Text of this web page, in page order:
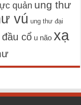
quản ung thư
vú ung thư đại
cổ u não xạ